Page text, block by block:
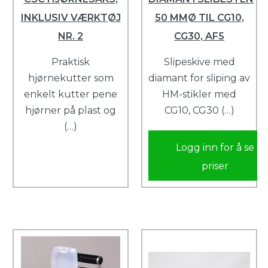
INKLUSIV VÆRKTØJ
NR. 2
Praktisk
hjørnekutter som
enkelt kutter pene
hjørner på plast og
(…)
50 MMØ TIL CG10,
CG30, AF5
Slipeskive med
diamant for sliping av
HM-stikler med
CG10, CG30 (…)
Logg inn for å se
priser